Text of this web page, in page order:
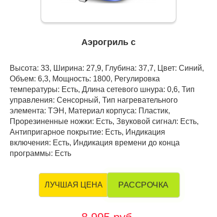
Аэрогриль с
Высота: 33, Ширина: 27,9, Глубина: 37,7, Цвет: Синий,
Объем: 6,3, Мощность: 1800, Регулировка
температуры: Есть, Длина сетевого шнура: 0,6, Тип
управления: Сенсорный, Тип нагревательного
элемента: ТЭН, Материал корпуса: Пластик,
Прорезиненные ножки: Есть, Звуковой сигнал: Есть,
Антипригарное покрытие: Есть, Индикация
включения: Есть, Индикация времени до конца
программы: Есть
ЛУЧШАЯ ЦЕНА РАССРОЧКА